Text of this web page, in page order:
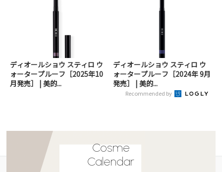
ディオールショウ スティロ ウ
ォータープルーフ［2025年10
月発売］ | 美的...
ディオールショウ スティロ ウ
ォータープルーフ［2024年 9月
発売］ | 美的...
Recommended by
Cosme
Calendar